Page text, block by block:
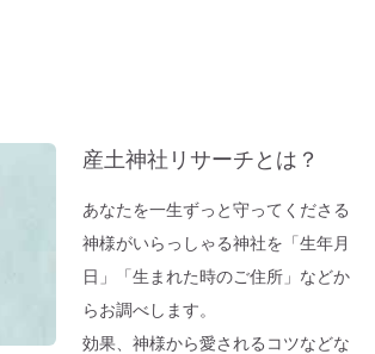
産土神社リサーチとは？
あなたを一生ずっと守ってくださる
神様がいらっしゃる神社を「生年月
日」「生まれた時のご住所」などか
らお調べします。
効果、神様から愛されるコツなどな